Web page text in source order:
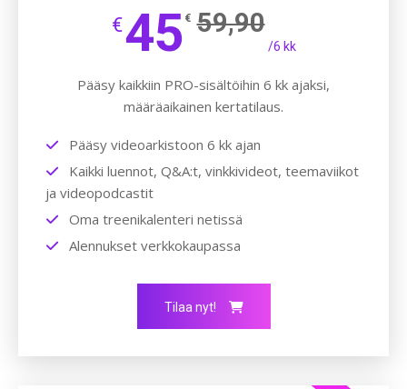
€45 € 59,90
/6 kk
Pääsy kaikkiin PRO-sisältöihin 6 kk ajaksi,
määräaikainen kertatilaus.
Pääsy videoarkistoon 6 kk ajan
Kaikki luennot, Q&A:t, vinkkivideot, teemaviikot
ja videopodcastit
Oma treenikalenteri netissä
Alennukset verkkokaupassa
Tilaa nyt!